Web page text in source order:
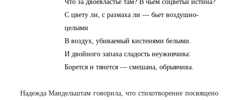
Что за двоевластье там? В чьем соцветьи истина?
С цвету ли, с размаха ли — бьет воздушно-
целыми
В воздух, убиваемый кистенями белыми.
И двойного запаха сладость неуживчива:
Борется и тянется — смешана, обрывчива.
Надежда Мандельштам говорила, что стихотворение посвящено